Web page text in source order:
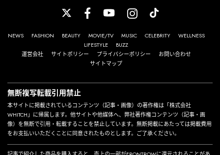
NEWS FASHION BEAUTY MOVIE/TV MUSIC CELEBRITY
WELLNESS
LIFESTYLE
BUZZ
運営会社
サイトポリシー プライバシーポリシー
お問い合わせ
サイトマップ
無断複写転載引用禁止
本サイトに掲載されているコンテンツ（記事・画像）の著作権は「株式会社
WHITCH」に帰属します。他サイトや他媒体へ、弊社著作権コンテンツ（記事・画
像）を無断で引用・転載することを禁止しています。無断掲載にあたっては掲載費用
をお支払いいただくことに同意されたものとします。ご了承ください。